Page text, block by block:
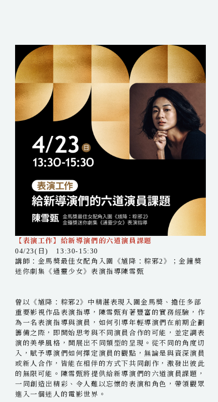
【表演工作】給新導演們的六道演員課題
04/23(日) 13:30-15:30
講師：金馬獎最佳女配角入圍《馗降：粽邪2》；金鐘獎
迷你劇集《通靈少女》表演指導陳雪甄
曾以《馗降：粽邪2》中精湛表現入圍金馬獎、擔任多部
重要影視作品表演指導，陳雪甄有著豐富的實務經驗，作
為一名表演指導與演員，如何引導年輕導演們在前期企劃
籌備之際，即開始思考與不同演員合作的可能，並定調表
演的美學風格，開展出不同類型的呈現。從不同的角度切
入，賦予導演們如何擇定演員的觀點，無論是與資深演員
或新人合作，皆能在相伴的方式下共同創作，激發出彼此
的無限可能。陳雪甄將提供給新導演們的六道演員課題，
一同創造出精彩、令人難以忘懷的表演和角色，帶領觀眾
進入一個迷人的電影世界。